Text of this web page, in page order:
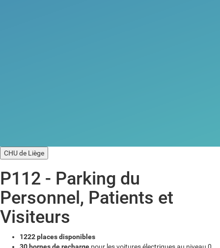
CHU de Liège
P112 - Parking du
Personnel, Patients et
Visiteurs
1222 places disponibles